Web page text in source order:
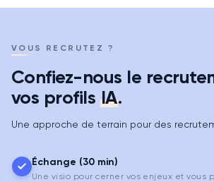
VOUS RECRUTEZ ?
Confiez-nous le
vos profils IA.
Une approche de terrain pour des
Échange (30 min)
Une visio pour cerner vos enjeux et vous